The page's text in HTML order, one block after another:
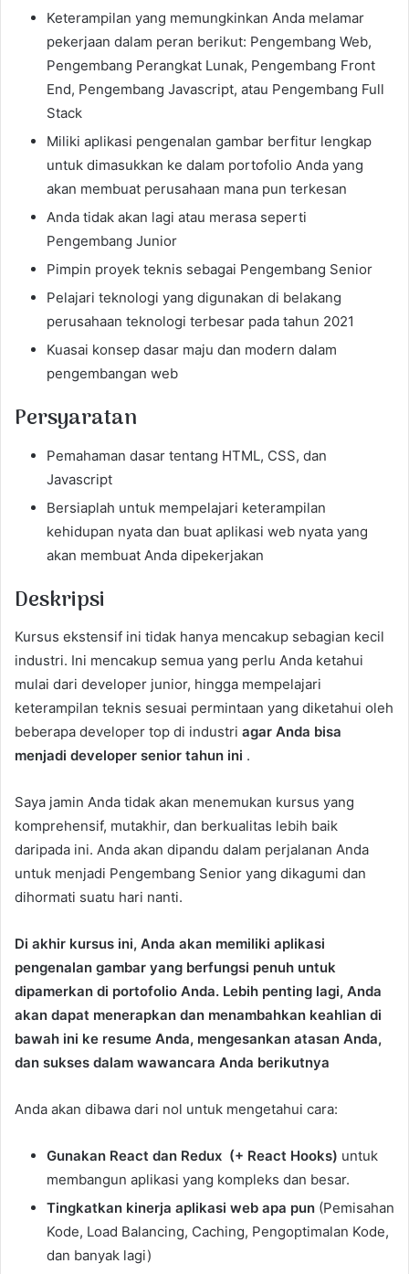
Keterampilan yang memungkinkan Anda melamar
pekerjaan dalam peran berikut: Pengembang Web,
Pengembang Perangkat Lunak, Pengembang Front
End, Pengembang Javascript, atau Pengembang Full
Stack
Miliki aplikasi pengenalan gambar berfitur lengkap
untuk dimasukkan ke dalam portofolio Anda yang
akan membuat perusahaan mana pun terkesan
Anda tidak akan lagi atau merasa seperti
Pengembang Junior
Pimpin proyek teknis sebagai Pengembang Senior
Pelajari teknologi yang digunakan di belakang
perusahaan teknologi terbesar pada tahun 2021
Kuasai konsep dasar maju dan modern dalam
pengembangan web
Persyaratan
Pemahaman dasar tentang HTML, CSS, dan
Javascript
Bersiaplah untuk mempelajari keterampilan
kehidupan nyata dan buat aplikasi web nyata yang
akan membuat Anda dipekerjakan
Deskripsi
Kursus ekstensif ini tidak hanya mencakup sebagian kecil
industri. Ini mencakup semua yang perlu Anda ketahui
mulai dari developer junior, hingga mempelajari
keterampilan teknis sesuai permintaan yang diketahui oleh
beberapa developer top di industri agar Anda bisa
menjadi developer senior tahun ini .
Saya jamin Anda tidak akan menemukan kursus yang
komprehensif, mutakhir, dan berkualitas lebih baik
daripada ini. Anda akan dipandu dalam perjalanan Anda
untuk menjadi Pengembang Senior yang dikagumi dan
dihormati suatu hari nanti.
Di akhir kursus ini, Anda akan memiliki aplikasi
pengenalan gambar yang berfungsi penuh untuk
dipamerkan di portofolio Anda. Lebih penting lagi, Anda
akan dapat menerapkan dan menambahkan keahlian di
bawah ini ke resume Anda, mengesankan atasan Anda,
dan sukses dalam wawancara Anda berikutnya
Anda akan dibawa dari nol untuk mengetahui cara:
Gunakan React dan Redux (+ React Hooks) untuk
membangun aplikasi yang kompleks dan besar.
Tingkatkan kinerja aplikasi web apa pun (Pemisahan
Kode, Load Balancing, Caching, Pengoptimalan Kode,
dan banyak lagi)